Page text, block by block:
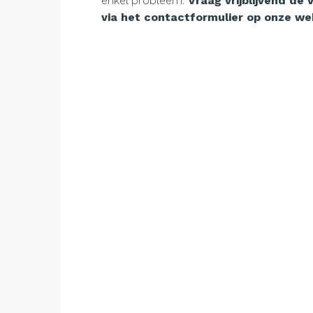
via het contactformulier op onze